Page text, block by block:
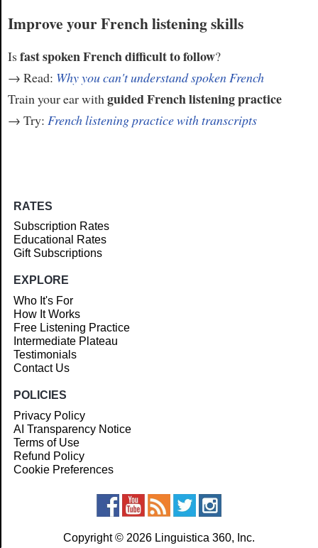
Improve your French listening skills
Isfast spoken French difficult to follow?
→ Read: Why you can't understand spoken French
Train your ear withguided French listening practice
→ Try: French listening practice with transcripts
RATES
Subscription Rates
Educational Rates
Gift Subscriptions
EXPLORE
Who It's For
How It Works
Free Listening Practice
Intermediate Plateau
Testimonials
Contact Us
POLICIES
Privacy Policy
AI Transparency Notice
Terms of Use
Refund Policy
Cookie Preferences
Copyright © 2026 Linguistica 360, Inc.